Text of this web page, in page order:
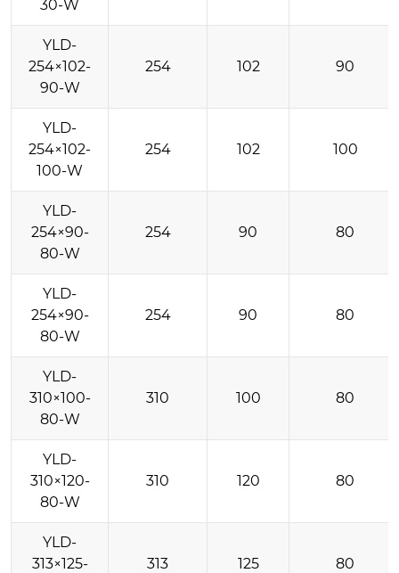
30-W
YLD-
254×102-
90-W
254 102 90
YLD-
254×102-
100-W
254 102 100
YLD-
254×90-
80-W
254 90 80
YLD-
254×90-
80-W
254 90 80
YLD-
310×100-
80-W
310 100 80
YLD-
310×120-
80-W
310 120 80
YLD-
313×125-
313 125 80